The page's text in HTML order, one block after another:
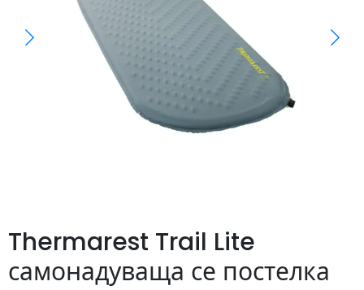
Thermarest Trail Lite
самонадуваща се постелка